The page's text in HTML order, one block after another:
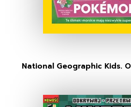
National Geographic Kids.